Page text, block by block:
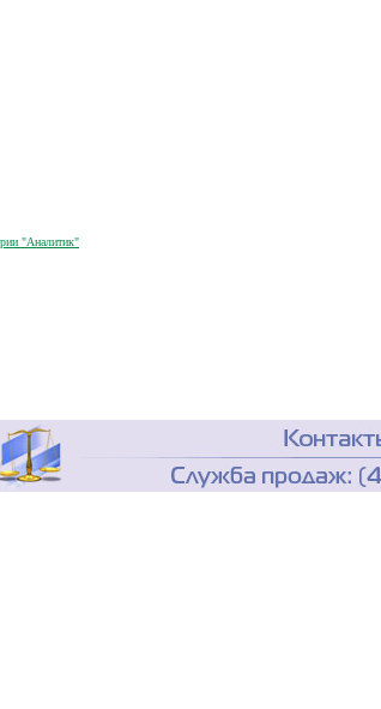
"Аналитик"